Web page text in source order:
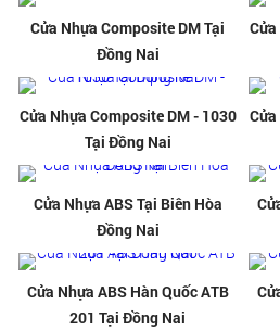
Cửa Nhựa Composite DM Tại
Đồng Nai
Cửa Nhựa Composite DM - 1030
Tại Đồng Nai
Cửa Nhựa ABS Tại Biên Hòa
Đồng Nai
Cửa Nhựa ABS Hàn Quốc ATB
201 Tại Đồng Nai